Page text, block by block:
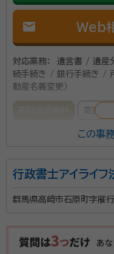
mail Web
対応業務：
遺言書 / 遺産
続手続き / 銀行手続き /
動産名義変更）
電話相
オンライン面談可
経歴： 平成13年(2001) 日
当事務所では遺言書
この事
行政書士アイライ
群馬県高崎市石原町字雁行